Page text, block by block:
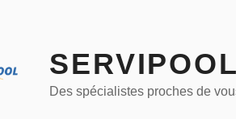
SERVIPOOL
Des spécialistes proches de